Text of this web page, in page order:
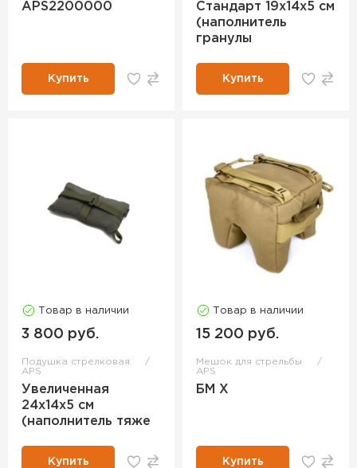
APS2200000
Купить
Стандарт 19х14х5 см
(наполнитель
гранулы
Купить
Товар в наличии
3 800 руб.
Подушка стрелковая
APS
Увеличенная
24х14х5 см
(наполнитель тяже
Купить
Товар в наличии
15 200 руб.
Мешок для стрельбы
APS
БМ Х
Купить